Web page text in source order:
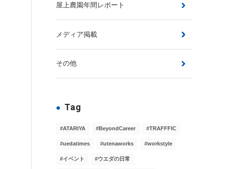
屋上農園年間レポート
メディア掲載
その他
Tag
ATARIYA BeyondCareer TRAFFFIC
uedatimes utenaworks workstyle
イベント ウエダの日常